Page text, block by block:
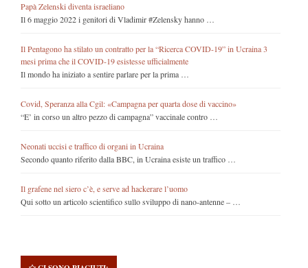
Papà Zelenski diventa israeliano
Il 6 maggio 2022 i genitori di Vladimir #Zelensky hanno …
Il Pentagono ha stilato un contratto per la “Ricerca COVID-19” in Ucraina 3
mesi prima che il COVID-19 esistesse ufficialmente
Il mondo ha iniziato a sentire parlare per la prima …
Covid, Speranza alla Cgil: «Campagna per quarta dose di vaccino»
“E’ in corso un altro pezzo di campagna” vaccinale contro …
Neonati uccisi e traffico di organi in Ucraina
Secondo quanto riferito dalla BBC, in Ucraina esiste un traffico …
Il grafene nel siero c’è, e serve ad hackerare l’uomo
Qui sotto un articolo scientifico sullo sviluppo di nano-antenne – …